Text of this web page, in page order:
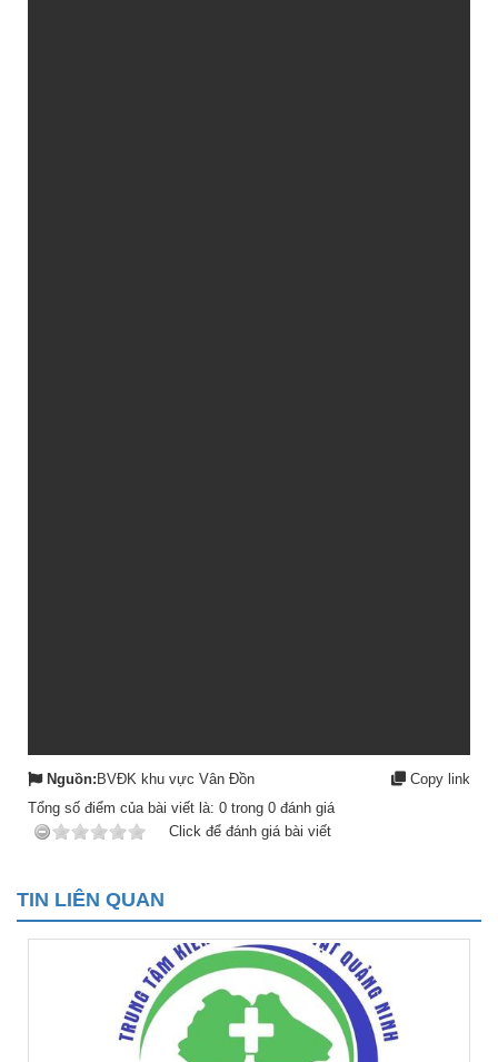
Nguồn: BVĐK khu vực Vân Đồn
Copy link
Tổng số điểm của bài viết là: 0 trong 0 đánh giá
Click để đánh giá bài viết
TIN LIÊN QUAN